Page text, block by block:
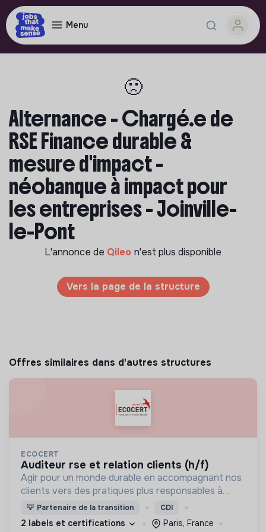
Menu
🙁
Alternance - Chargé.e de
RSE Finance durable &
mesure d'impact -
néobanque à impact pour
les entreprises - Joinville-
le-Pont
L'annonce de Qileo n'est plus disponible
Vers la page de la structure
Offres similaires dans d'autres structures
ECOCERT
auditeur rse et relation clients (h/f)
Agir pour un monde durable en accompagnant nos
clients vers des pratiques plus responsables à
travers la certification, le conseil et la formation.
💡 Partenaire de la transition CDI
2 labels et certifications
Paris, France